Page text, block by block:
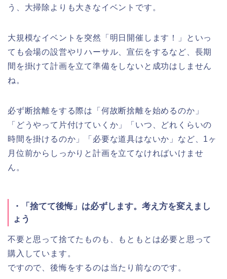
う、大掃除よりも大きなイベントです。
大規模なイベントを突然「明日開催します！」といっ
ても会場の設営やリハーサル、宣伝をするなど、長期
間を掛けて計画を立て準備をしないと成功はしません
ね。
必ず断捨離をする際は「何故断捨離を始めるのか」
「どうやって片付けていくか」「いつ、どれくらいの
時間を掛けるのか」「必要な道具はないか」など、1ヶ
月位前からしっかりと計画を立てなければいけませ
ん。
・「捨てて後悔」は必ずします。考え方を変えまし
ょう
不要と思って捨てたものも、もともとは必要と思って
購入しています。
ですので、後悔をするのは当たり前なのです。